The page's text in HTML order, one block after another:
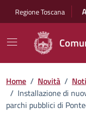
Regione Toscana
Home / Novità /
/ Installazione di
parchi pubblici di